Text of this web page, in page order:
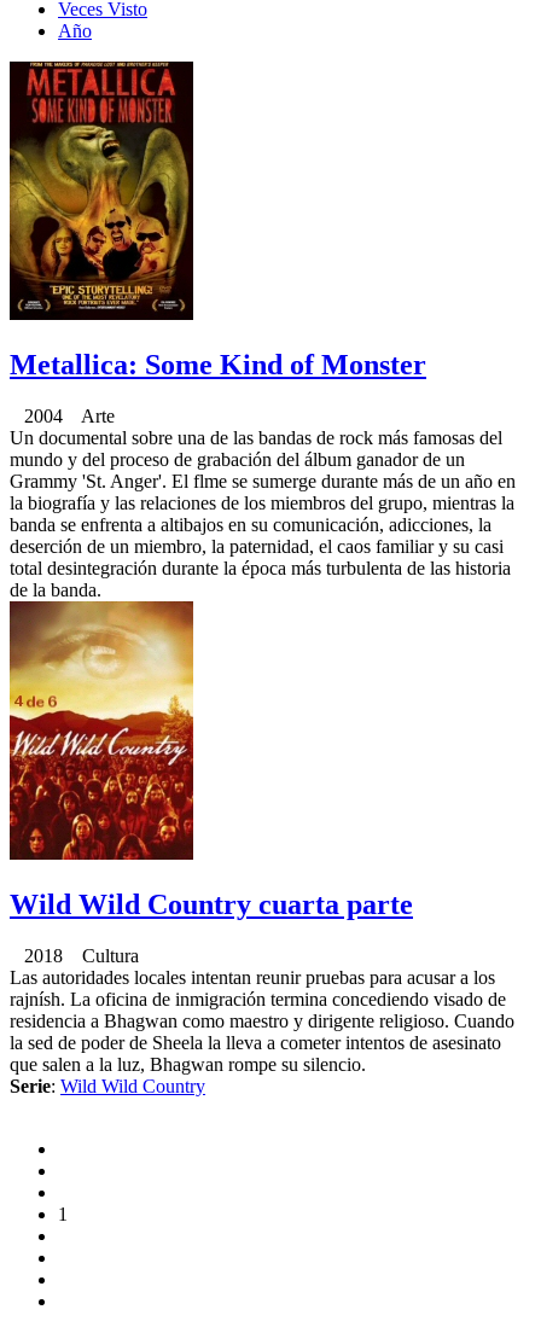
Veces Visto
Año
Metallica: Some Kind of Monster
2004 Arte
Un documental sobre una de las bandas de rock más famosas del
mundo y del proceso de grabación del álbum ganador de un
Grammy 'St. Anger'. El flme se sumerge durante más de un año en
la biografía y las relaciones de los miembros del grupo, mientras la
banda se enfrenta a altibajos en su comunicación, adicciones, la
deserción de un miembro, la paternidad, el caos familiar y su casi
total desintegración durante la época más turbulenta de las historia
de la banda.
Wild Wild Country cuarta parte
2018 Cultura
Las autoridades locales intentan reunir pruebas para acusar a los
rajnísh. La oficina de inmigración termina concediendo visado de
residencia a Bhagwan como maestro y dirigente religioso. Cuando
la sed de poder de Sheela la lleva a cometer intentos de asesinato
que salen a la luz, Bhagwan rompe su silencio.
Serie: Wild Wild Country
1